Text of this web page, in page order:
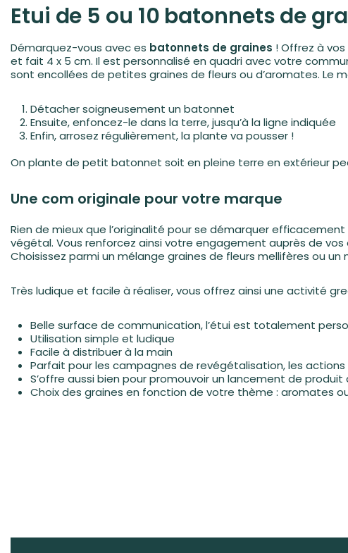
Etui de 5 ou 10 batonnets de
Démarquez-vous avec es batonnets de graines ! Offrez à
et fait 4 x 5 cm. Il est personnalisé en quadri avec votre
sont encollées de petites graines de fleurs ou d’aromates. Le
Détacher soigneusement un batonnet
Ensuite, enfoncez-le dans la terre, jusqu’à la ligne indiquée
Enfin, arrosez régulièrement, la plante va pousser !
On plante de petit batonnet soit en pleine terre en extérieur
Une com originale pour votre marque
Rien de mieux que l’originalité pour se démarquer
végétal. Vous renforcez ainsi votre engagement auprès de
Choisissez parmi un mélange graines de fleurs mellifères ou
Très ludique et facile à réaliser, vous offrez ainsi une activité
Belle surface de communication, l’étui est totalement
Utilisation simple et ludique
Facile à distribuer à la main
Parfait pour les campagnes de revégétalisation, les actions
S’offre aussi bien pour promouvoir un lancement de
Choix des graines en fonction de votre thème : aromates